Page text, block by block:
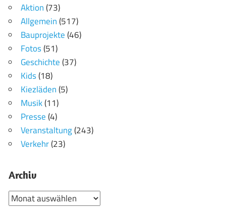
Aktion(73)
Allgemein(517)
Bauprojekte(46)
Fotos(51)
Geschichte(37)
Kids(18)
Kiezläden(5)
Musik(11)
Presse(4)
Veranstaltung(243)
Verkehr(23)
Archiv
Archiv